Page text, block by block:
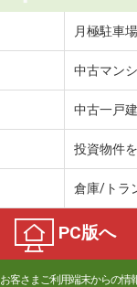
月極駐車場
中古マン
中古一戸
投資物件
倉庫/トラ
PC版へ
お客さまご利用端末からの情